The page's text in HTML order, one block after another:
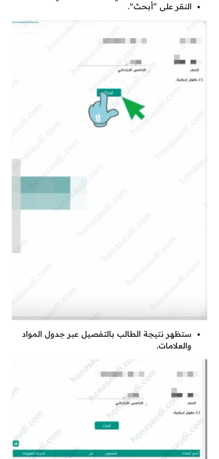
النقر على “أبحث”.
ستظهر نتيجة الطالب بالتفصيل عبر جدول المواد
والعلامات.